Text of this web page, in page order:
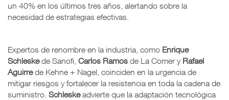
un 40% en los últimos tres años, alertando sobre la
necesidad de estrategias efectivas.
Expertos de renombre en la industria, como Enrique
Schleskede Sanofi, Carlos Ramos de La Comer yRafael
Aguirrede Kehne + Nagel, coinciden en la urgencia de
mitigar riesgos y fortalecer la resistencia en toda la cadena de
suministro. Schleskeadvierte que la adaptación tecnológica